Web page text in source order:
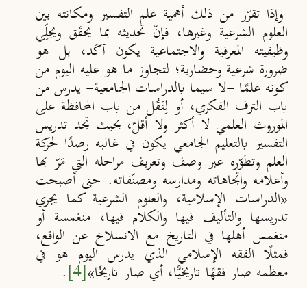
وإذا تقرّر من ذلك أهمية علم التفسير ومكانته بين
العلوم الشرعية وغيرها، فإنّ تحديثه بما يحقّق ويجلِّي
وظيفيته المعرفية والاجتماعية يكون آكَد، بل هو
ضرورة شرعية وحضارية؛ لتجاوز ما هو عليه اليوم من
كونه علمًا -لا سيما بالدراسات الجامعية- يدرس من
باب الترف الفكري، أو لِنَقُل من باب المحافظة على
الموروث العلمي لا أكثر ولا أقلّ، بحيث تجد تدريس
التفسير بالتعليم الجامعي يكون في غالبه رصدًا لحركة
العلم وتطوّره عبر وصف وتعريف مراحله التي مَرّ بها
وأعلامه واتجاهاته ومدارسه ومصنّفاته. حتى أصبحت
«الدراسات الإسلامية، والعلوم الشرعية كما يجري
تدريسها والتأليف فيها والكلام فيها، منغمسة أو
منغمس أهلها في التاريخ مع الانسلاخ عن الواقع،
فمثل ا الفقه الإسلامي الذي يدرس اليوم هو في
معظمه صار فقها تاريخيا، أي صار تاريخا»
[4]
.